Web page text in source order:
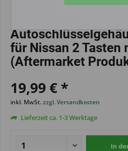
für Nissan 2 Tasten
(Aftermarket
19,99 € *
inkl. MwSt.zzgl. Versandkosten
Lieferzeit ca. 1-3 Werktage
In